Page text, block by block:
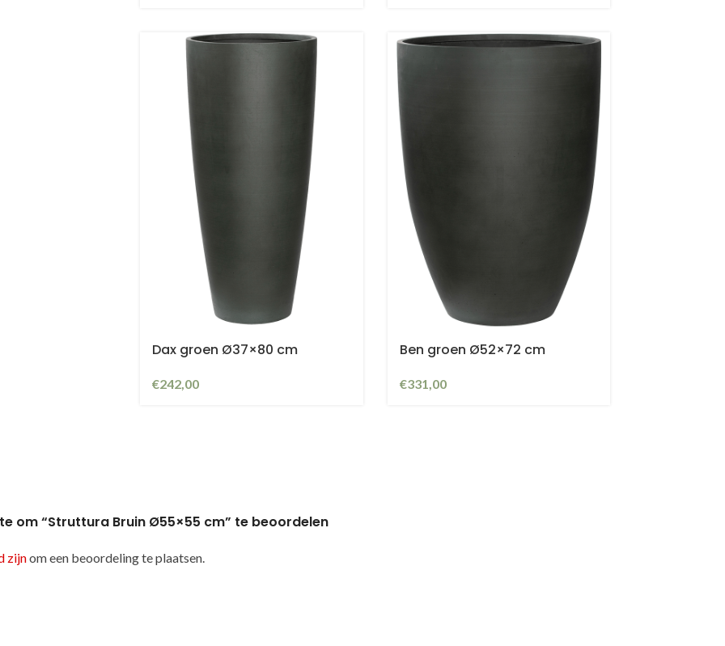
Dax groen Ø37×80 cm
€242,00
Ben groen Ø52×72 cm
€331,00
om “Struttura Bruin Ø55×55 cm” te beoordelen
zijnom een beoordeling te plaatsen.